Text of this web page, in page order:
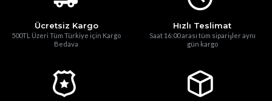
Ücretsiz Kargo
500TL Üzeri Tüm Türkiye için Kargo
Bedava
Hızlı Teslimat
Saat 16:00 arası tüm siparişler aynı
gün kargo